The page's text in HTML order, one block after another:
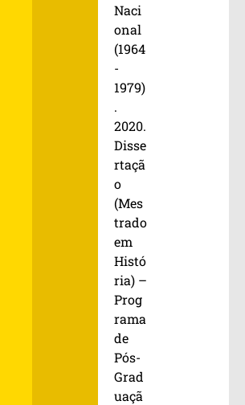
Naci
onal
(1964
-
1979)
.
2020.
Disse
rtaçã
o
(Mes
trado
em
Histó
ria) –
Prog
rama
de
Pós-
Grad
uaçã